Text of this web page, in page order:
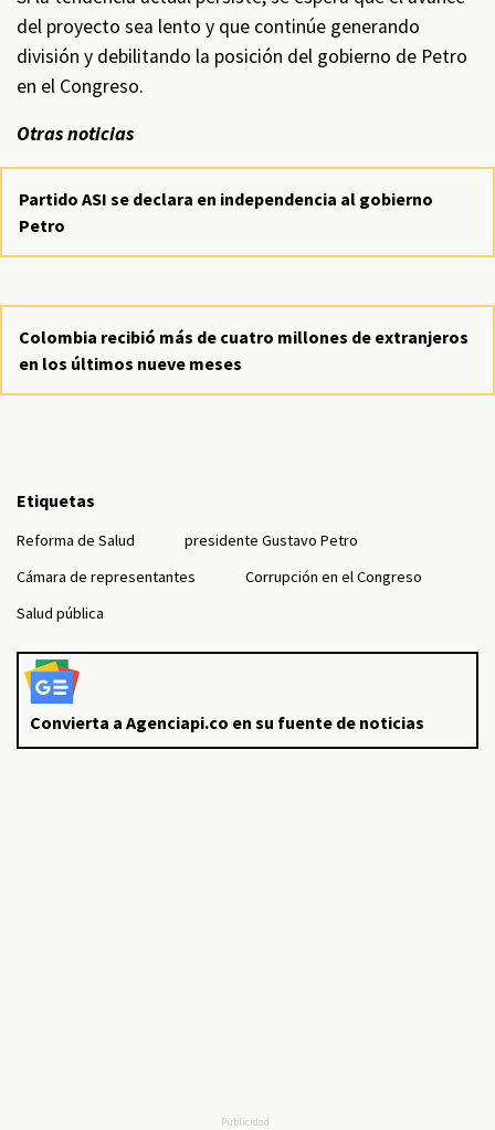
del proyecto sea lento y que continúe generando
división y debilitando la posición del gobierno de Petro
en el Congreso.
Otras noticias
Partido ASI se declara en independencia al gobierno
Petro
Colombia recibió más de cuatro millones de extranjeros
en los últimos nueve meses
Etiquetas
Reforma de Salud
presidente Gustavo Petro
Cámara de representantes
Corrupción en el Congreso
Salud pública
Convierta a Agenciapi.co en su fuente de noticias
Publicidad